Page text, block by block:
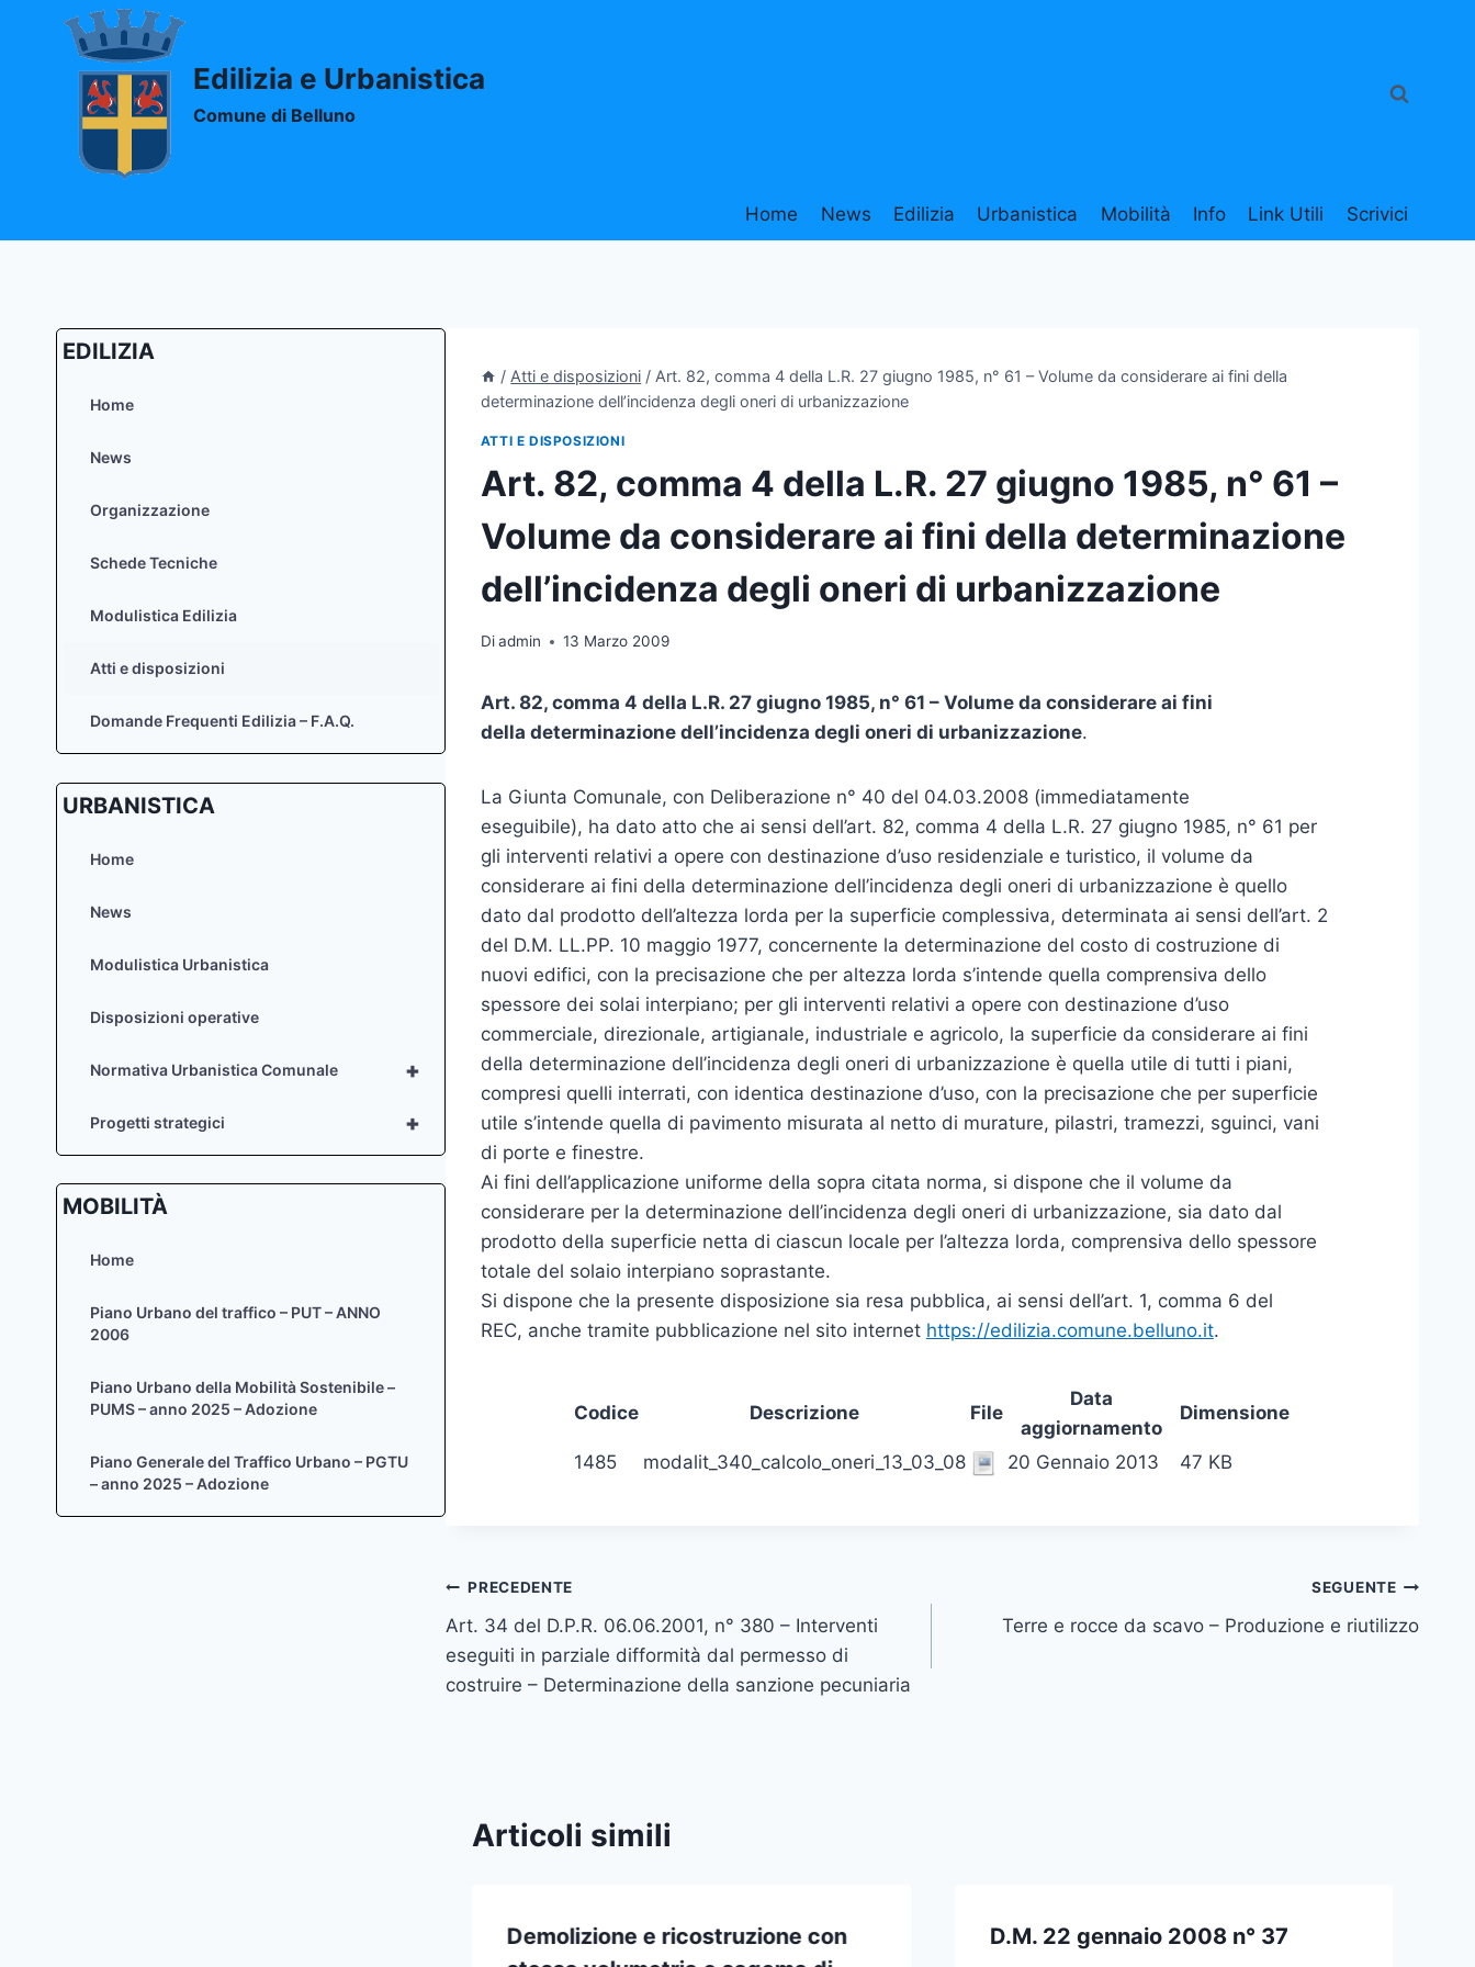
contenuto
Edilizia e Urbanistica
Comune di Belluno
Home News Edilizia Urbanistica Mobilità Info Link Utili Scrivici
/ Atti e disposizioni / Art. 82, comma 4 della L.R. 27 giugno 1985, n° 61 – Volume da considerare ai fini della
determinazione dell’incidenza degli oneri di urbanizzazione
ATTI E DISPOSIZIONI
Art. 82, comma 4 della L.R. 27 giugno 1985, n° 61 –
Volume da considerare ai fini della determinazione
dell’incidenza degli oneri di urbanizzazione
Diadmin 13 Marzo 2009
Art. 82, comma 4 della L.R. 27 giugno 1985, n° 61 – Volume da considerare ai fini
della determinazione dell’incidenza degli oneri di urbanizzazione.
La Giunta Comunale, con Deliberazione n° 40 del 04.03.2008 (immediatamente
eseguibile), ha dato atto che ai sensi dell’art. 82, comma 4 della L.R. 27 giugno 1985, n° 61 per
gli interventi relativi a opere con destinazione d’uso residenziale e turistico, il volume da
considerare ai fini della determinazione dell’incidenza degli oneri di urbanizzazione è quello
dato dal prodotto dell’altezza lorda per la superficie complessiva, determinata ai sensi dell’art. 2
del D.M. LL.PP. 10 maggio 1977, concernente la determinazione del costo di costruzione di
nuovi edifici, con la precisazione che per altezza lorda s’intende quella comprensiva dello
spessore dei solai interpiano; per gli interventi relativi a opere con destinazione d’uso
commerciale, direzionale, artigianale, industriale e agricolo, la superficie da considerare ai fini
della determinazione dell’incidenza degli oneri di urbanizzazione è quella utile di tutti i piani,
compresi quelli interrati, con identica destinazione d’uso, con la precisazione che per superficie
utile s’intende quella di pavimento misurata al netto di murature, pilastri, tramezzi, sguinci, vani
di porte e finestre.
Ai fini dell’applicazione uniforme della sopra citata norma, si dispone che il volume da
considerare per la determinazione dell’incidenza degli oneri di urbanizzazione, sia dato dal
prodotto della superficie netta di ciascun locale per l’altezza lorda, comprensiva dello spessore
totale del solaio interpiano soprastante.
Si dispone che la presente disposizione sia resa pubblica, ai sensi dell’art. 1, comma 6 del
REC, anche tramite pubblicazione nel sito internet https://edilizia.comune.belluno.it.
Codice Descrizione File
Data
aggiornamento
Dimensione
1485 modalit_340_calcolo_oneri_13_03_08 20 Gennaio 2013 47 KB
Navigazione
articoli
PRECEDENTE
Art. 34 del D.P.R. 06.06.2001, n° 380 – Interventi
eseguiti in parziale difformità dal permesso di
costruire – Determinazione della sanzione pecuniaria
SEGUENTE
Terre e rocce da scavo – Produzione e riutilizzo
Articoli simili
Demolizione e ricostruzione con
D.M. 22 gennaio 2008 n° 37
EDILIZIA
Home
News
Organizzazione
Schede Tecniche
Modulistica Edilizia
Atti e disposizioni
Domande Frequenti Edilizia – F.A.Q.
URBANISTICA
Home
News
Modulistica Urbanistica
Disposizioni operative
+
Normativa Urbanistica Comunale
+
Progetti strategici
MOBILITÀ
Home
Piano Urbano del traffico – PUT – ANNO
2006
Piano Urbano della Mobilità Sostenibile –
PUMS – anno 2025 – Adozione
Piano Generale del Traffico Urbano – PGTU
– anno 2025 – Adozione